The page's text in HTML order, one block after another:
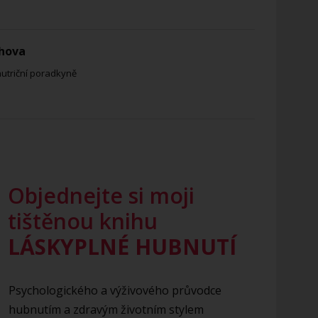
poradkyně
Objednejte si moji
tištěnou knihu
LÁSKYPLNÉ HUBNUTÍ
Psychologického a výživového průvodce
hubnutím a zdravým životním stylem